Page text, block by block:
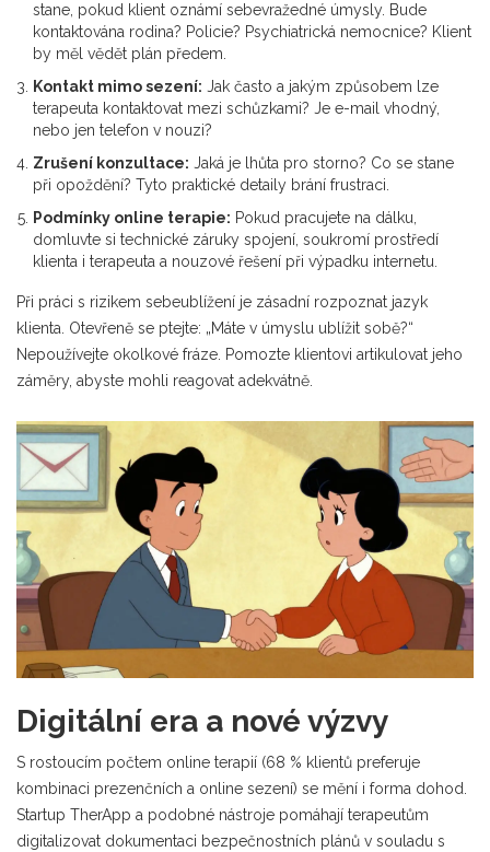
stane, pokud klient oznámí sebevražedné úmysly. Bude
kontaktována rodina? Policie? Psychiatrická nemocnice? Klient
by měl vědět plán předem.
Kontakt mimo sezení: Jak často a jakým způsobem lze
terapeuta kontaktovat mezi schůzkami? Je e-mail vhodný,
nebo jen telefon v nouzi?
Zrušení konzultace: Jaká je lhůta pro storno? Co se stane
při opoždění? Tyto praktické detaily brání frustraci.
Podmínky online terapie: Pokud pracujete na dálku,
domluvte si technické záruky spojení, soukromí prostředí
klienta i terapeuta a nouzové řešení při výpadku internetu.
Při práci s rizikem sebeublížení je zásadní rozpoznat jazyk
klienta. Otevřeně se ptejte: „Máte v úmyslu ublížit sobě?“
Nepoužívejte okolkové fráze. Pomozte klientovi artikulovat jeho
záměry, abyste mohli reagovat adekvátně.
Digitální era a nové výzvy
S rostoucím počtem online terapií (68 % klientů preferuje
kombinaci prezenčních a online sezení) se mění i forma dohod.
Startup TherApp a podobné nástroje pomáhají terapeutům
digitalizovat dokumentaci bezpečnostních plánů v souladu s